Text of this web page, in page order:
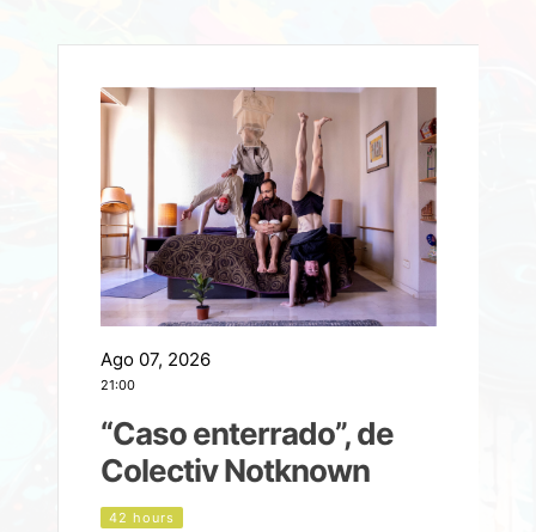
Ago 07, 2026
21:00
“Caso enterrado”, de
Colectiv Notknown
42 hours